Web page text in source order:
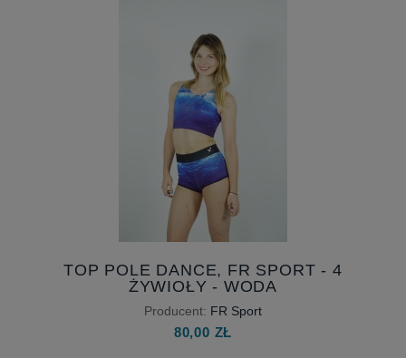
TOP POLE DANCE, FR SPORT - 4
ŻYWIOŁY - WODA
Producent: FR Sport
80,00 ZŁ